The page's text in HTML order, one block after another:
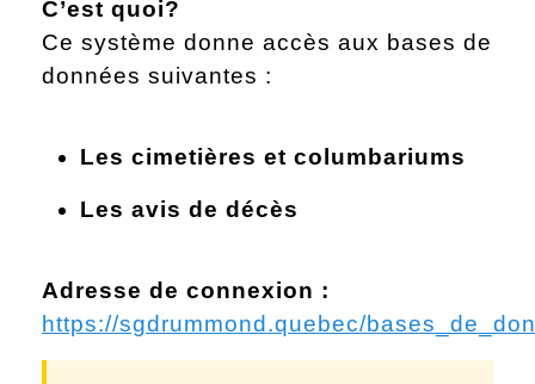
C’est quoi?
Ce système donne accès aux bases de
données suivantes :
Les cimetières et columbariums
Les avis de décès
Adresse de connexion :
https://sgdrummond.quebec/